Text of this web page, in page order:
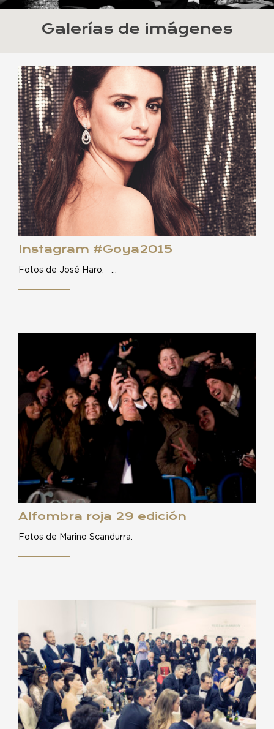
Galerías de imágenes
Instagram #Goya2015
Fotos de José Haro. …
Alfombra roja 29 edición
Fotos de Marino Scandurra.